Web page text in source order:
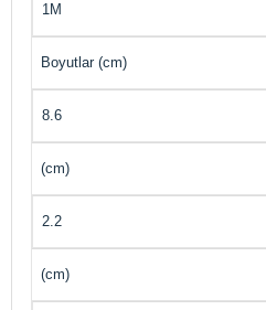
1M
Boyutlar (cm)
8.6
(cm)
2.2
(cm)